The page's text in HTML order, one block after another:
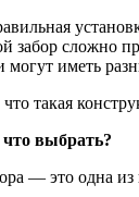
забор сложно
иметь
такая
выбрать?
— это одна